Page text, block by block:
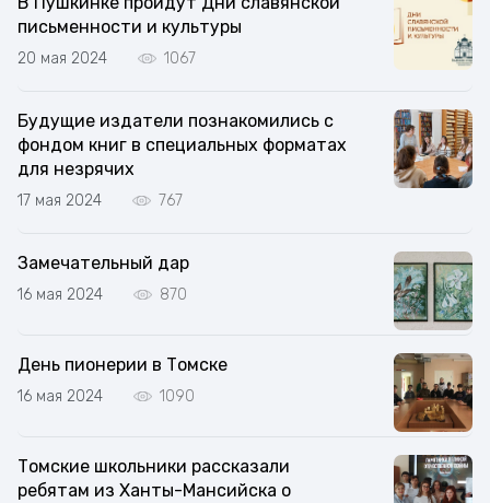
письменности и культуры
20 мая 2024 1067
Будущие издатели познакомились с
фондом книг в специальных форматах
для незрячих
17 мая 2024 767
Замечательный дар
16 мая 2024 870
День пионерии в Томске
16 мая 2024 1090
Томские школьники рассказали
ребятам из Ханты-Мансийска о